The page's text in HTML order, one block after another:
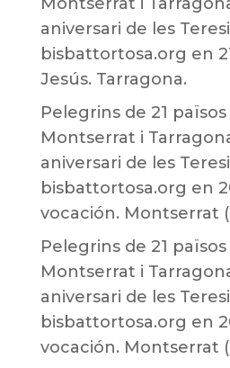
aniversari de les
bisbattortosa.org en
Jesús. Tarragona.
Pelegrins de 21
Montserrat i
aniversari de les
bisbattortosa.org en
vocación. Montserrat
Pelegrins de 21
Montserrat i
aniversari de les
bisbattortosa.org en
vocación. Montserrat